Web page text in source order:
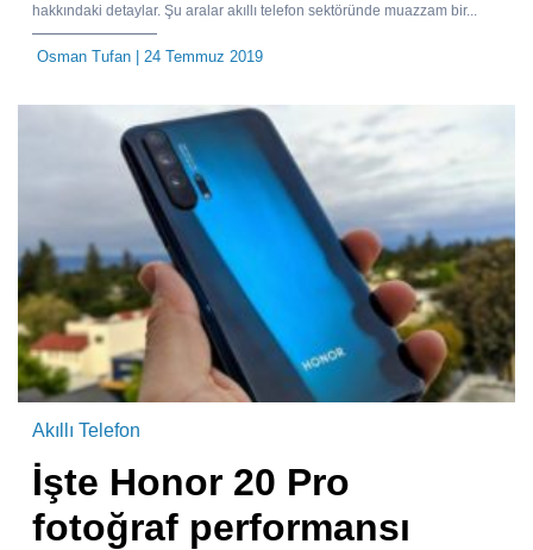
hakkındaki detaylar. Şu aralar akıllı telefon sektöründe muazzam bir...
Osman Tufan | 24 Temmuz 2019
Akıllı Telefon
İşte Honor 20 Pro
fotoğraf performansı